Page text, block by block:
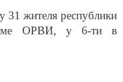
31 жителя республики
ОРВИ, у 6-ти в